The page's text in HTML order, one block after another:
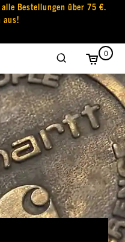
Bestellungen über 75 €.
aus!
0